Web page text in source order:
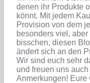
denen ihr Produkte
könnt. Mit jedem
Provision von dem
besonders viel,
bisschen, diesen
ändert sich an den
Wir sind euch sehr
und freuen uns
Anmerkungen!